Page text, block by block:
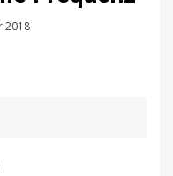
2018